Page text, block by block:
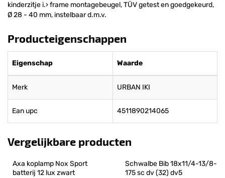
kinderzitje i.› frame montagebeugel, TÜV getest en goedgekeurd,
Ø 28 - 40 mm, instelbaar d.m.v.
Producteigenschappen
Eigenschap Waarde
Merk URBAN IKI
Ean upc 4511890214065
Vergelijkbare producten
Axa koplamp Nox Sport
batterij 12 lux zwart
Schwalbe Bib 18x11/4-13/8-
175 sc dv (32) dv5